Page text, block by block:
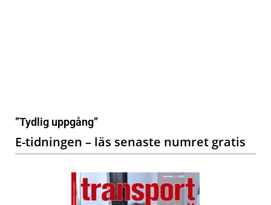
”Tydlig uppgång”
E-tidningen – läs senaste numret gratis